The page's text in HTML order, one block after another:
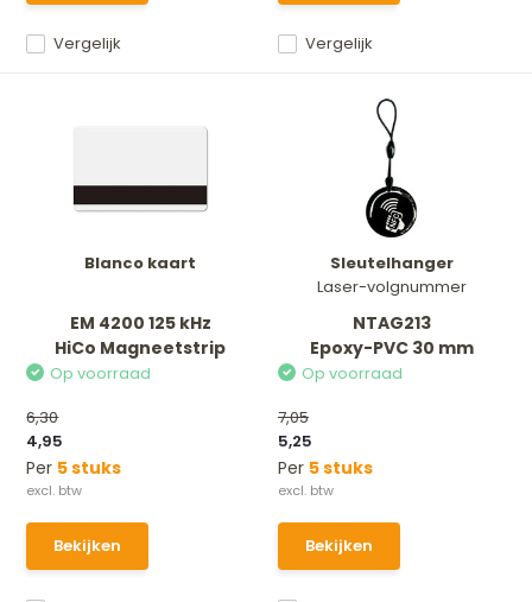
Vergelijk Vergelijk
Blanco kaart
EM 4200 125 kHz
HiCo Magneetstrip
Op voorraad
6,30
4,95
Per 5 stuks
Bekijken
Sleutelhanger
Laser-volgnummer
NTAG213
Epoxy-PVC 30 mm
Op voorraad
7,05
5,25
Per 5 stuks
Bekijken